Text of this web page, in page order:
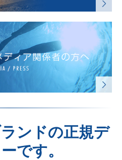
ンドの正規デ
です。